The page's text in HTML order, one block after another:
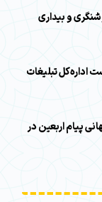
و بیداری
اداره‌کل تبلیغات
پیام اربعین در